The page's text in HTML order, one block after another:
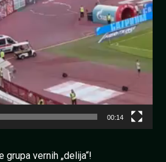
00:14
vernih „delija“!